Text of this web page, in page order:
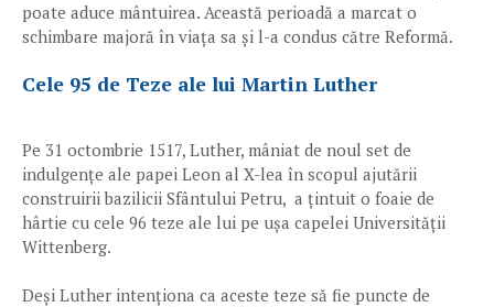
poate aduce mântuirea. Această perioadă a marcat o
schimbare majoră în viața sa și l-a condus către Reformă.
Cele 95 de Teze ale lui Martin Luther
Pe 31 octombrie 1517, Luther, mâniat de noul set de
indulgențe ale papei Leon al X-lea în scopul ajutării
construirii bazilicii Sfântului Petru, a țintuit o foaie de
hârtie cu cele 96 teze ale lui pe ușa capelei Universității
Wittenberg.
Deși Luther intenționa ca aceste teze să fie puncte de